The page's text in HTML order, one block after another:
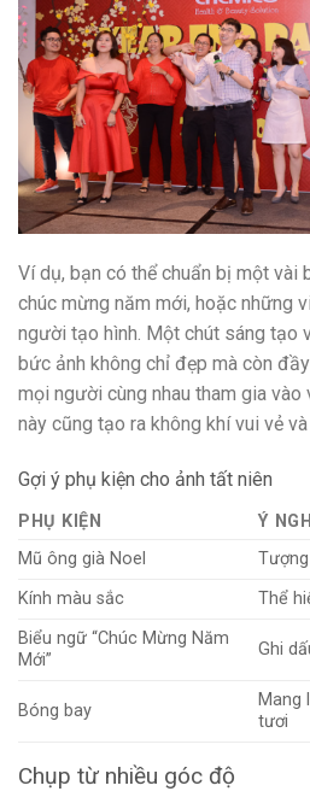
Ví dụ, bạn có thể chuẩn bị một vài
chúc mừng năm mới, hoặc những
người tạo hình. Một chút sáng tạo
bức ảnh không chỉ đẹp mà còn
mọi người cùng nhau tham gia vào
này cũng tạo ra không khí vui vẻ
Gợi ý phụ kiện cho ảnh tất niên
PHỤ KIỆN
Ý
Mũ ông già Noel
Kính màu sắc
Thể
Biểu ngữ “Chúc Mừng Năm
Mới”
Ghi
Bóng bay
Mang
tươi
Chụp từ nhiều góc độ